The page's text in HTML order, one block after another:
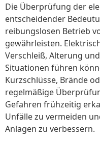
Die Überprüfung der
entscheidender
reibungslosen Betrieb
gewährleisten.
Verschleiß, Alterung
Situationen führen
Kurzschlüsse, Brände
regelmäßige
Gefahren frühzeitig
Unfälle zu vermeiden
Anlagen zu verbessern.